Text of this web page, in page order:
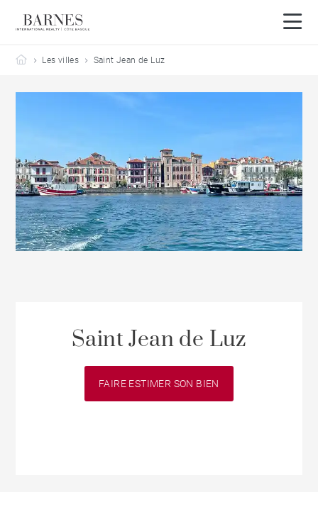
Barnes Côte Basque
Les villes Saint Jean de Luz
Saint Jean de Luz
FAIRE ESTIMER SON BIEN